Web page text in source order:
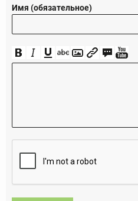
Имя (обязательное)